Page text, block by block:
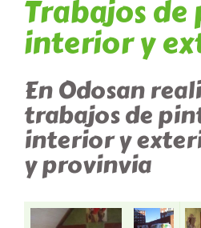
Trabajos
interior y
En Odosan
trabajos de
interior y
y provinvia